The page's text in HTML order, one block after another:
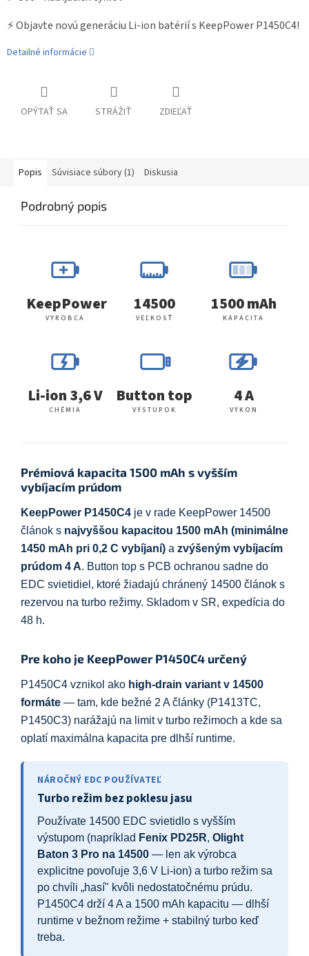
⚡ Objavte novú generáciu Li-ion batérií s KeepPower P1450C4!
Detailné informácie
OPÝTAŤ SA STRÁŽIŤ ZDIEĽAŤ
Popis Súvisiace súbory (1) Diskusia
Podrobný popis
KeepPower
VÝROBCA
14500
VEĽKOSŤ
1500 mAh
KAPACITA
Li-ion 3,6 V
CHÉMIA
Button top
VÝSTUPOK
4 A
VÝKON
Prémiová kapacita 1500 mAh s vyšším
vybíjacím prúdom
KeepPower P1450C4 je v rade KeepPower 14500
článok s najvyššou kapacitou 1500 mAh (minimálne
1450 mAh pri 0,2 C vybíjaní) a zvýšeným vybíjacím
prúdom 4 A. Button top s PCB ochranou sadne do
EDC svietidiel, ktoré žiadajú chránený 14500 článok s
rezervou na turbo režimy. Skladom v SR, expedícia do
48 h.
Pre koho je KeepPower P1450C4 určený
P1450C4 vznikol ako high-drain variant v 14500
formáte — tam, kde bežné 2 A články (P1413TC,
P1450C3) narážajú na limit v turbo režimoch a kde sa
oplatí maximálna kapacita pre dlhší runtime.
NÁROČNÝ EDC POUŽÍVATEĽ
Turbo režim bez poklesu jasu
Používate 14500 EDC svietidlo s vyšším
výstupom (napríklad Fenix PD25R, Olight
Baton 3 Pro na 14500 — len ak výrobca
explicitne povoľuje 3,6 V Li-ion) a turbo režim sa
po chvíli „hasí" kvôli nedostatočnému prúdu.
P1450C4 drží 4 A a 1500 mAh kapacitu — dlhší
runtime v bežnom režime + stabilný turbo keď
treba.